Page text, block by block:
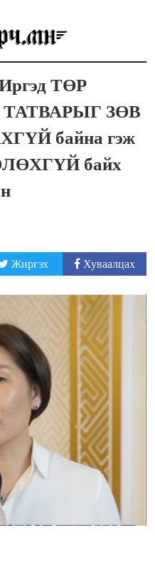
ТӨР
ЗӨВ
байна гэж
байх
Жиргэх Хуваалцах